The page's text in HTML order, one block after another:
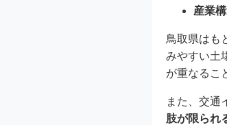
産業
鳥取県はも
みやすい土
が重なるこ
また、交通
肢が限られ